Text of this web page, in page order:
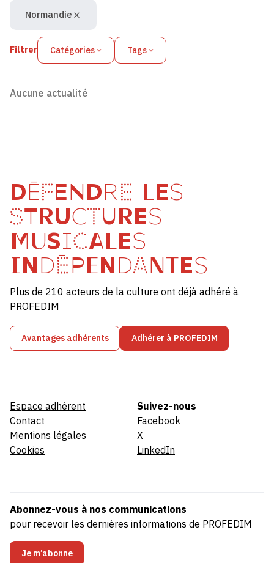
Filtrer Catégories Tags
Normandie
Aucune actualité
DÉFENDRE LES
STRUCTURES
MUSICALES
INDÉPENDANTES
Plus de 210 acteurs de la culture ont déjà adhéré à
PROFEDIM
Avantages adhérents Adhérer à PROFEDIM
Espace adhérent
Contact
Mentions légales
Cookies
Suivez-nous
Facebook
X
LinkedIn
Abonnez-vous à nos communications
pour recevoir les dernières informations de PROFEDIM
Je m’abonne